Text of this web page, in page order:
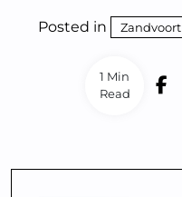
1 Min
Read
Posted in Zandvoort